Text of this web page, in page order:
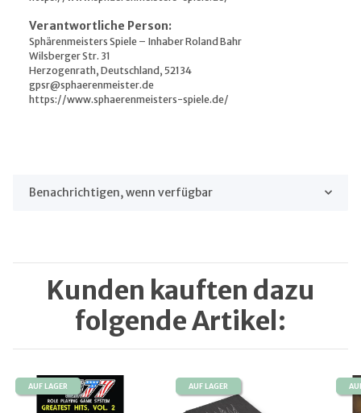
Verantwortliche Person:
Sphärenmeisters Spiele – Inhaber Roland Bahr
Wilsberger Str. 31
Herzogenrath, Deutschland, 52134
gpsr@sphaerenmeister.de
https://www.sphaerenmeisters-spiele.de/
Benachrichtigen, wenn verfügbar
Kunden kauften dazu
folgende Artikel:
AUF LAGER AUF LAGER